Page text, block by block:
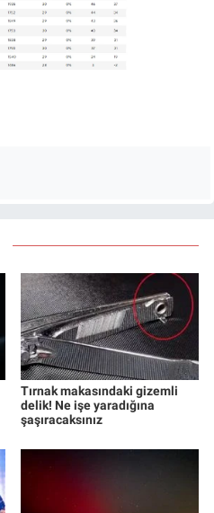
Tırnak makasındaki gizemli
delik! Ne işe yaradığına
şaşıracaksınız